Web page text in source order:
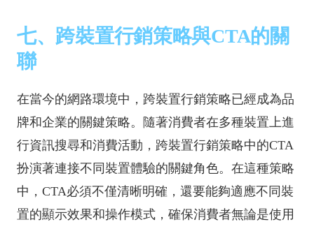
七、跨裝置行銷策略與CTA的關
聯
在當今的網路環境中，跨裝置行銷策略已經成為品
牌和企業的關鍵策略。隨著消費者在多種裝置上進
行資訊搜尋和消費活動，跨裝置行銷策略中的CTA
扮演著連接不同裝置體驗的關鍵角色。在這種策略
中，CTA必須不僅清晰明確，還要能夠適應不同裝
置的顯示效果和操作模式，確保消費者無論是使用